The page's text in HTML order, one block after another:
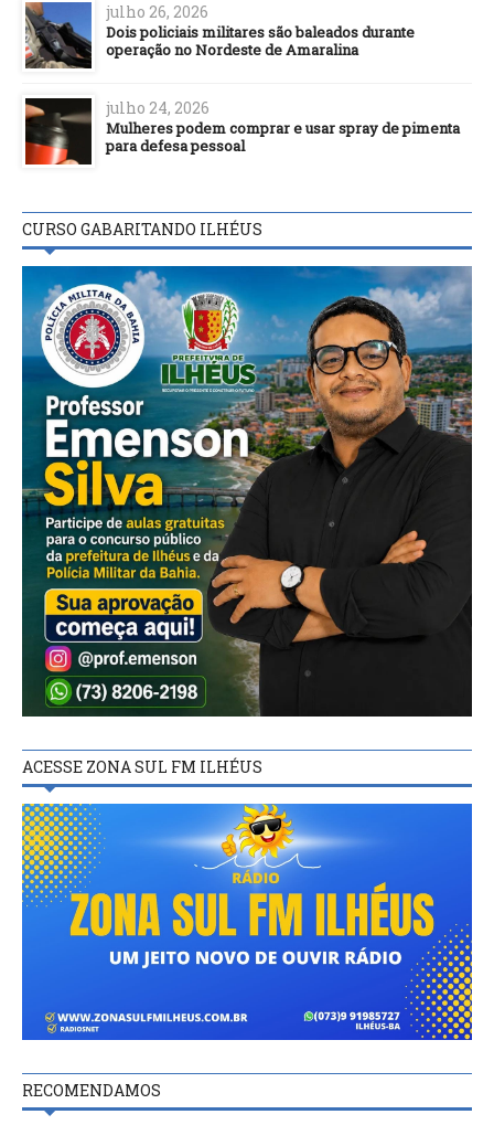
julho 26, 2026
Dois policiais militares são baleados durante
operação no Nordeste de Amaralina
julho 24, 2026
Mulheres podem comprar e usar spray de pimenta
para defesa pessoal
CURSO GABARITANDO ILHÉUS
ACESSE ZONA SUL FM ILHÉUS
RECOMENDAMOS